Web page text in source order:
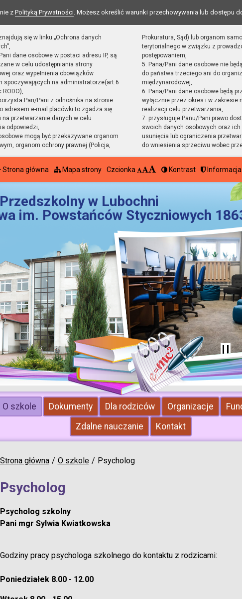
z Polityką Prywatności. Możesz określić warunki przechowywania lub dostępu
się w linku „Ochrona danych
dane osobowe w postaci adresu IP, są
w celu udostępniania strony
oraz wypełnienia obowiązków
spoczywających na administratorze(art.6
Pan/Pani z odnośnika na stronie
adresem e-mail placówki to zgadza się
na przetwarzanie danych w celu
odpowiedzi,
mogą być przekazywane organom
organom ochrony prawnej (Policja,
Prokuratura, Sąd) lub organom
terytorialnego w związku z
postępowaniem,
5. Pana/Pani dane osobowe nie
do państwa trzeciego ani do
międzynarodowej,
6. Pana/Pani dane osobowe będą
wyłącznie przez okres i w zakresie
realizacji celu przetwarzania,
7. przysługuje Panu/Pani prawo
swoich danych osobowych oraz ich
usunięcia lub ograniczenia
do wniesienia sprzeciwu wobec
Strona główna Mapa strony Czcionka Kontrast
w Lubochni
im. Powstańców Styczniowych
O szkole Dokumenty Dla rodziców Organizacje
Zdalne nauczanie
Kontakt
Strona główna O szkole Psycholog
Psycholog
Psycholog szkolny
Pani mgr Sylwia Kwiatkowska
Godziny pracy psychologa szkolnego do kontaktu z rodzicami:
Poniedziałek 8.00 - 12.00